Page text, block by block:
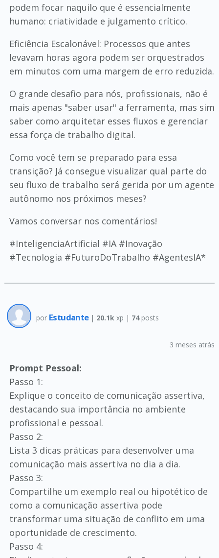
podem focar naquilo que é essencialmente
humano: criatividade e julgamento crítico.
Eficiência Escalonável: Processos que antes
levavam horas agora podem ser orquestrados
em minutos com uma margem de erro reduzida.
O grande desafio para nós, profissionais, não é
mais apenas "saber usar" a ferramenta, mas sim
saber como arquitetar esses fluxos e gerenciar
essa força de trabalho digital.
Como você tem se preparado para essa
transição? Já consegue visualizar qual parte do
seu fluxo de trabalho será gerida por um agente
autônomo nos próximos meses?
Vamos conversar nos comentários!
#InteligenciaArtificial #IA #Inovação
#Tecnologia #FuturoDoTrabalho #AgentesIA*
por Estudante | 20.1k xp | 74posts
3 meses atrás
Prompt Pessoal:
Passo 1:
Explique o conceito de comunicação assertiva,
destacando sua importância no ambiente
profissional e pessoal.
Passo 2:
Lista 3 dicas práticas para desenvolver uma
comunicação mais assertiva no dia a dia.
Passo 3:
Compartilhe um exemplo real ou hipotético de
como a comunicação assertiva pode
transformar uma situação de conflito em uma
oportunidade de crescimento.
Passo 4: